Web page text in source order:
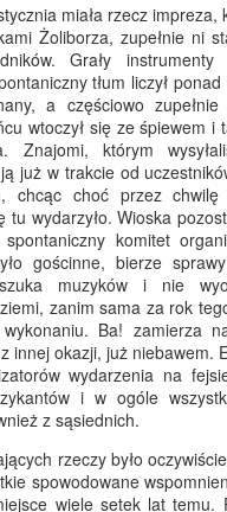
miała rzecz impreza,
Żoliborza, zupełnie ni
Grały
tłum liczył
a częściowo zupełnie
wtoczył się ze śpiewem i
Znajomi, którym
już w trakcie od
chcąc choć przez
tu wydarzyło. Wioska
spontaniczny komitet
gościnne, bierze
muzyków i nie
zanim sama za rok
wykonaniu. Ba! zamierza
innej okazji, już niebawem.
wydarzenia na
i w ogóle
z sąsiednich.
rzeczy było
spowodowane
wiele setek lat temu.